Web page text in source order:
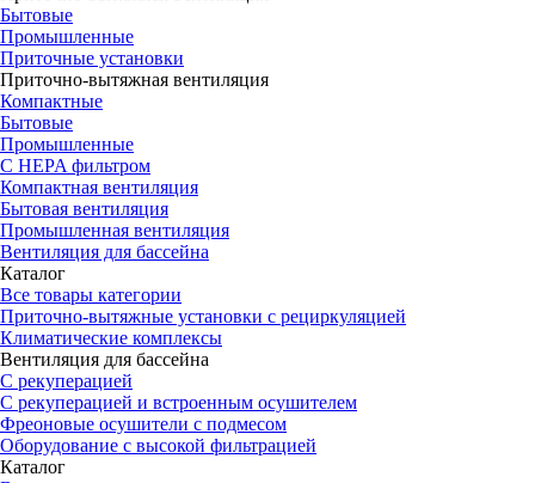
Бытовые
Промышленные
Приточные установки
Приточно-вытяжная вентиляция
Компактные
Бытовые
Промышленные
С HEPA фильтром
Компактная вентиляция
Бытовая вентиляция
Промышленная вентиляция
Вентиляция для бассейна
Каталог
Все товары категории
Приточно-вытяжные установки с рециркуляцией
Климатические комплексы
Вентиляция для бассейна
С рекуперацией
С рекуперацией и встроенным осушителем
Фреоновые осушители с подмесом
Оборудование с высокой фильтрацией
Каталог